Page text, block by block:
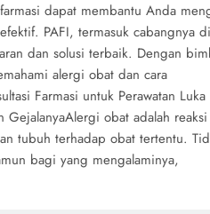
dapat membantu Anda
PAFI, termasuk cabangnya di
dan solusi terbaik. Dengan
alergi obat dan cara
Farmasi untuk Perawatan Luka
obat adalah reaksi
tubuh terhadap obat tertentu.
bagi yang mengalaminya,